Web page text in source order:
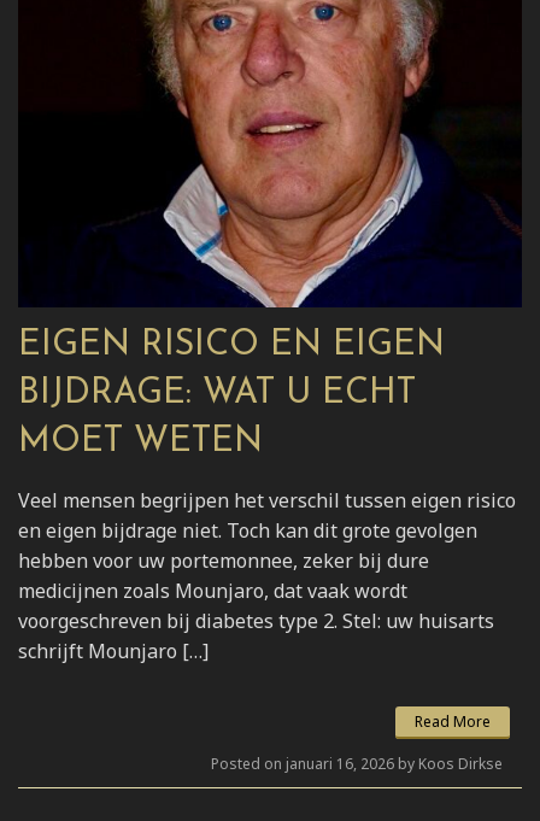
EIGEN RISICO EN EIGEN
BIJDRAGE: WAT U ECHT
MOET WETEN
Veel mensen begrijpen het verschil tussen eigen risico
en eigen bijdrage niet. Toch kan dit grote gevolgen
hebben voor uw portemonnee, zeker bij dure
medicijnen zoals Mounjaro, dat vaak wordt
voorgeschreven bij diabetes type 2. Stel: uw huisarts
schrijft Mounjaro […]
Read More
Posted on januari 16, 2026 by Koos Dirkse